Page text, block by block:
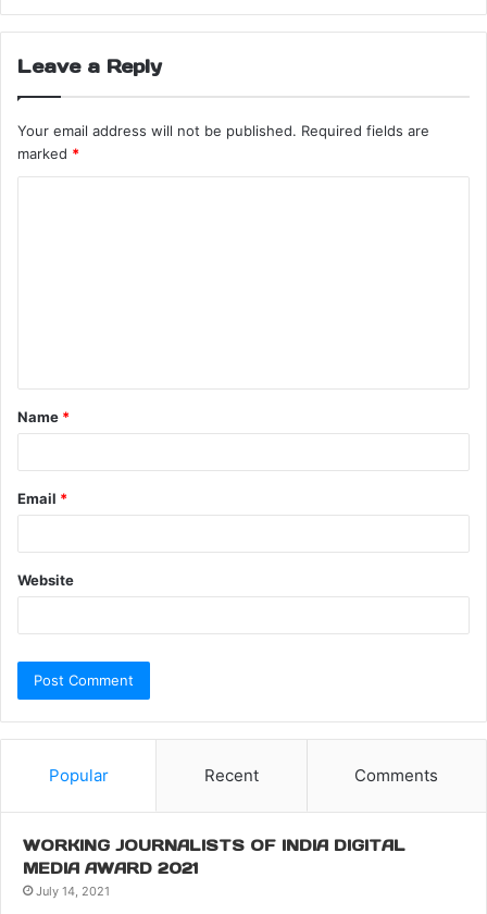
Leave a Reply
Your email address will not be published. Required fields are
marked *
Name *
Email *
Website
Popular Recent Comments
WORKING JOURNALISTS OF INDIA DIGITAL
MEDIA AWARD 2021
July 14, 2021